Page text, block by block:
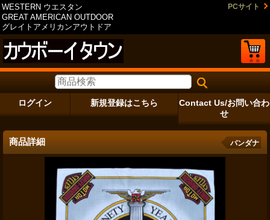
WESTERN ウエスタン
GREAT AMERICAN OUTDOOR
グレイトアメリカンアウトドア
PCサイト
ログイン 新規登録はこちら
Contact Us/お問い合わ
せ
商品詳細 バンダナ